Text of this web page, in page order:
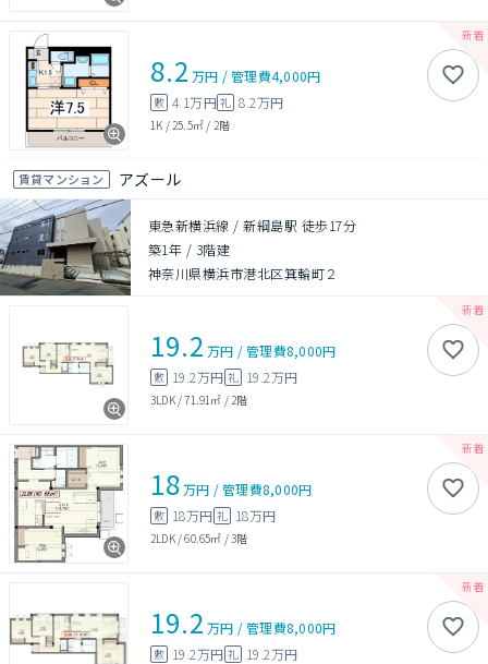
8.2 万円 /管理費4,000円
敷 4.1万円礼 8.2万円
1K / 25.5㎡ / 2階
賃貸マンション アズール
東急新横浜線 / 新綱島駅 徒歩17分
築1年 / 3階建
神奈川県横浜市港北区箕輪町２
19.2 万円 /管理費8,000円
敷 19.2万円 礼 19.2万円
3LDK/71.91㎡ / 2階
18万円 /管理費8,000円
敷 18万円 礼 18万円
2LDK/60.65㎡ /3階
19.2 万円 /管理費8,000円
敷 19.2万円 礼 19.2万円